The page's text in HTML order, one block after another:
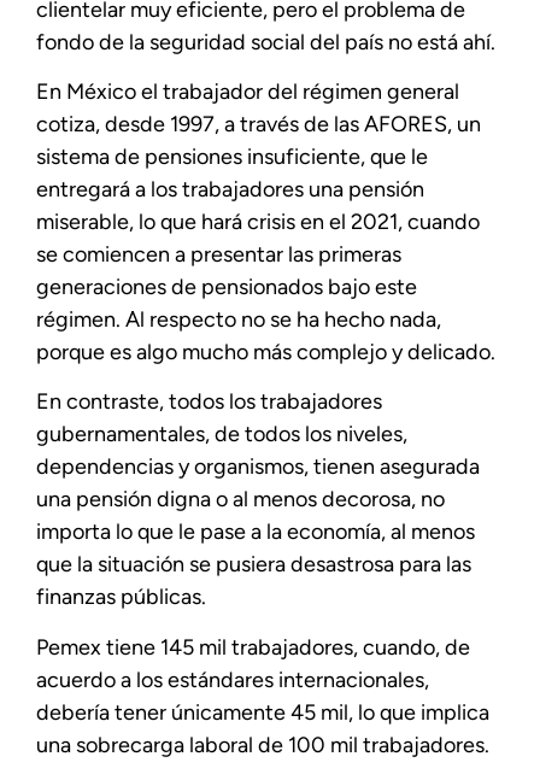
clientelar muy eficiente, pero el problema de
fondo de la seguridad social del país no está ahí.
En México el trabajador del régimen general
cotiza, desde 1997, a través de las AFORES, un
sistema de pensiones insuficiente, que le
entregará a los trabajadores una pensión
miserable, lo que hará crisis en el 2021, cuando
se comiencen a presentar las primeras
generaciones de pensionados bajo este
régimen. Al respecto no se ha hecho nada,
porque es algo mucho más complejo y delicado.
En contraste, todos los trabajadores
gubernamentales, de todos los niveles,
dependencias y organismos, tienen asegurada
una pensión digna o al menos decorosa, no
importa lo que le pase a la economía, al menos
que la situación se pusiera desastrosa para las
finanzas públicas.
Pemex tiene 145 mil trabajadores, cuando, de
acuerdo a los estándares internacionales,
debería tener únicamente 45 mil, lo que implica
una sobrecarga laboral de 100 mil trabajadores.